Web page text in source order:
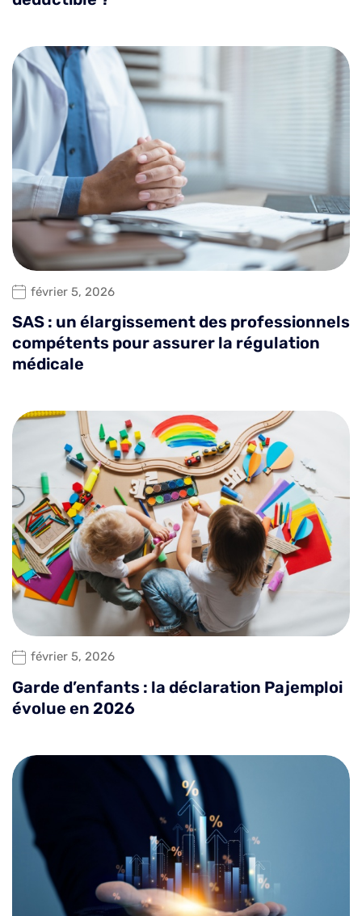
février 5, 2026
SAS : un élargissement des professionnels
compétents pour assurer la régulation
médicale
février 5, 2026
Garde d’enfants : la déclaration Pajemploi
évolue en 2026